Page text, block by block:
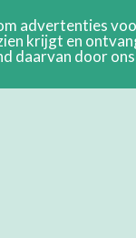
advertenties
krijgt en
daarvan door